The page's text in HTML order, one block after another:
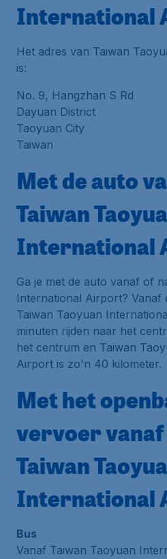
International
Het adres van Taiwan
is:
No. 9, Hangzhan S Rd
Dayuan District
Taoyuan City
Taiwan
Met de auto
Taiwan
International
Ga je met de auto vanaf of
International Airport? Vanaf
Taiwan Taoyuan
minuten rijden naar het
het centrum en Taiwan
Airport is zo'n 40 kilometer.
Met het
vervoer
Taiwan
International
Bus
Vanaf Taiwan Taoyuan